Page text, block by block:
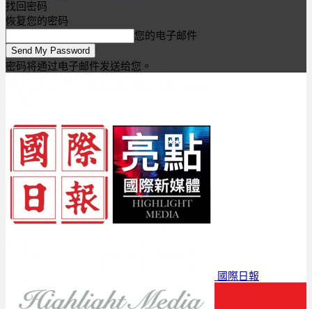
找回密码
恢复您的密码
您的电子邮件
密码将通过电子邮件发送给您。
國際日報